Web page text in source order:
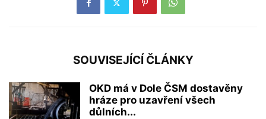
SOUVISEJÍCÍ ČLÁNKY
OKD má v Dole ČSM dostavěny
hráze pro uzavření všech
důlních...